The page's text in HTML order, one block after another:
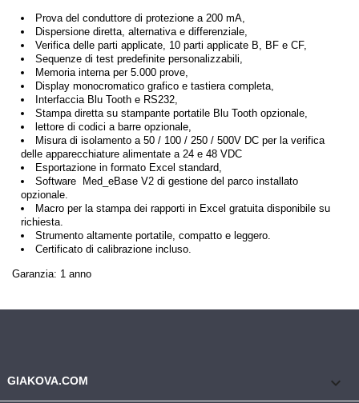
Prova del conduttore di protezione a 200 mA,
Dispersione diretta, alternativa e differenziale,
Verifica delle parti applicate, 10 parti applicate B, BF e CF,
Sequenze di test predefinite personalizzabili,
Memoria interna per 5.000 prove,
Display monocromatico grafico e tastiera completa,
Interfaccia Blu Tooth e RS232,
Stampa diretta su stampante portatile Blu Tooth opzionale,
lettore di codici a barre opzionale,
Misura di isolamento a 50 / 100 / 250 / 500V DC per la verifica
delle apparecchiature alimentate a 24 e 48 VDC
Esportazione in formato Excel standard,
Software Med_eBase V2 di gestione del parco installato
opzionale.
Macro per la stampa dei rapporti in Excel gratuita disponibile su
richiesta.
Strumento altamente portatile, compatto e leggero.
Certificato di calibrazione incluso.
Garanzia: 1 anno
GIAKOVA.COM keyboard_arrow_down